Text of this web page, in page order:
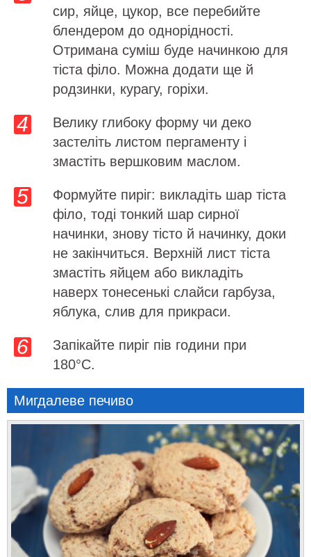
сир, яйце, цукор, все перебийте
блендером до однорідності.
Отримана суміш буде начинкою для
тіста філо. Можна додати ще й
родзинки, курагу, горіхи.
Велику глибоку форму чи деко
застеліть листом пергаменту і
змастіть вершковим маслом.
Формуйте пиріг: викладіть шар тіста
філо, тоді тонкий шар сирної
начинки, знову тісто й начинку, доки
не закінчиться. Верхній лист тіста
змастіть яйцем або викладіть
наверх тонесенькі слайси гарбуза,
яблука, слив для прикраси.
Запікайте пиріг пів години при
180°C.
Мигдалеве печиво